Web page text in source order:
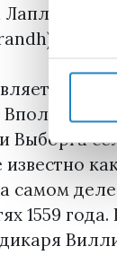
Лапландии
и
Выборга
известно
самом
1559